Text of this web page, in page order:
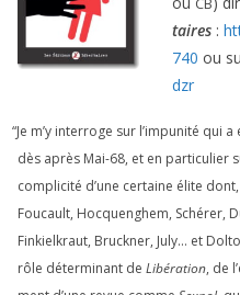
taires :
740 ou
dzr
“Je m’y inter­roge sur l’impunité qui
dès après Mai-68, et en par­ti­cu­lier
com­pli­ci­té d’une cer­taine élite
Foucault, Hocquenghem, Schérer,
Finkielkraut, Bruckner, July… et
rôle déter­mi­nant de Libération, de